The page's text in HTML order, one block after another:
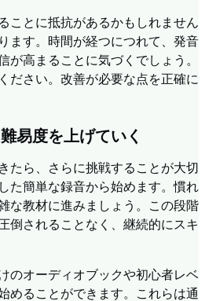
ことに抵抗があるかもしれません
ます。時間が経つにつれて、発音
が高まることに気づくでしょう。
ださい。改善が必要な点を正確に
易度を上げていく
たら、さらに挑戦することが大切
た簡単な録音から始めます。慣れ
な教材に進みましょう。この段階
倒されることなく、継続的にスキ
のオーディオブックや初心者レベ
めることができます。これらは通